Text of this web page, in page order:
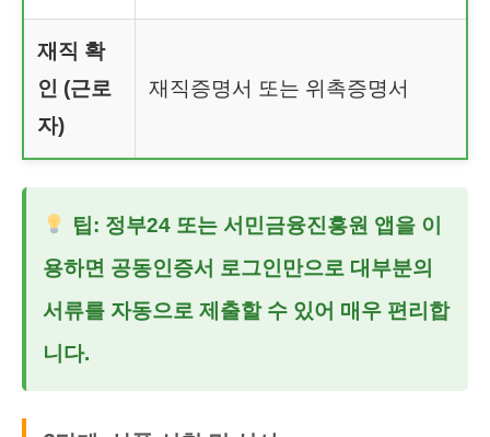
재직 확
인 (근로
자)
재직증명서 또는 위촉증명서
팁: 정부24 또는 서민금융진흥원 앱을 이
용하면 공동인증서 로그인만으로 대부분의
서류를 자동으로 제출할 수 있어 매우 편리합
니다.